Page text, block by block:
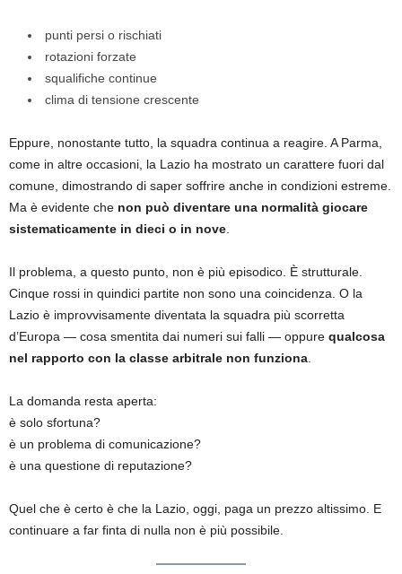
punti persi o rischiati
rotazioni forzate
squalifiche continue
clima di tensione crescente
Eppure, nonostante tutto, la squadra continua a reagire. A Parma,
come in altre occasioni, la Lazio ha mostrato un carattere fuori dal
comune, dimostrando di saper soffrire anche in condizioni estreme.
Ma è evidente che non può diventare una normalità giocare
sistematicamente in dieci o in nove
Il problema, a questo punto, non è più episodico. È strutturale.
Cinque rossi in quindici partite non sono una coincidenza. O la
Lazio è improvvisamente diventata la squadra più scorretta
d’Europa — cosa smentita dai numeri sui falli — oppure qualcosa
nel rapporto con la classe arbitrale non funziona
La domanda resta aperta:
è solo sfortuna?
è un problema di comunicazione?
è una questione di reputazione?
Quel che è certo è che la Lazio, oggi, paga un prezzo altissimo. E
continuare a far finta di nulla non è più possibile.